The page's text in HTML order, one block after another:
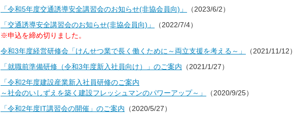
「令和5年度交通誘導安全講習会のお知らせ(非協会員向)」
（2023/6/2）
「交通誘導安全講習会のお知らせ(非協会員向)」
（2022/7/4）
※申込を締め切りました。
令和3年度経営研修会「けんせつ業で長く働くために～両立支援を考える～」
（2021/11/12）
「就職前準備研修（令和3年度新入社員向け）」のご案内 （2021/1/27）
「令和2年度建設産業新入社員研修のご案内
～社会のいしずえを築く建設フレッシュマンのパワーアップ～」
（2020/9/25）
「令和2年度IT講習会の開催」のご案内 （2020/5/27）